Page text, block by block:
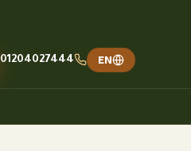
EN
01204027444